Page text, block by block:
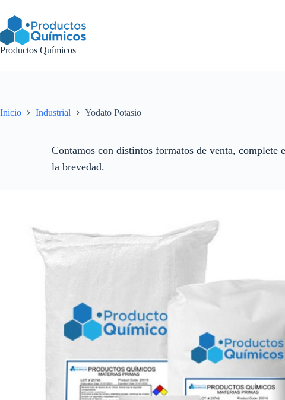
contenido
Productos Químicos
Inicio Industrial Yodato Potasio
Contamos con distintos formatos de venta,
la brevedad.